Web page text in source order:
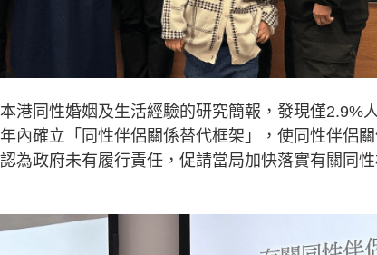
港同性婚姻及生活經驗的研究簡報，發現僅2.9%
內確立「同性伴侶關係替代框架」，使同性伴侶
為政府未有履行責任，促請當局加快落實有關同